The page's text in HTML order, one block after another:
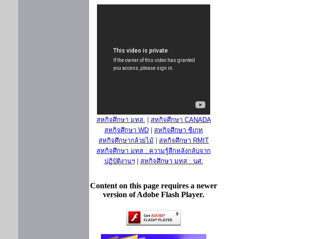
สหกิจศึกษา มทส.
สหกิจศึกษา CANADA
สหกิจศึกษา WD
สหกิจศึกษา ซีเกท
สหกิจศึกษากล้วยไม้
สหกิจศึกษา RMIT
สหกิจศึกษา มทส : ความรู้สึกหลังกลับจาก
ปฏิบัติงานฯ| สหกิจศึกษา มทส : นศ.
Content on this page requires a newer
version of Adobe Flash Player.